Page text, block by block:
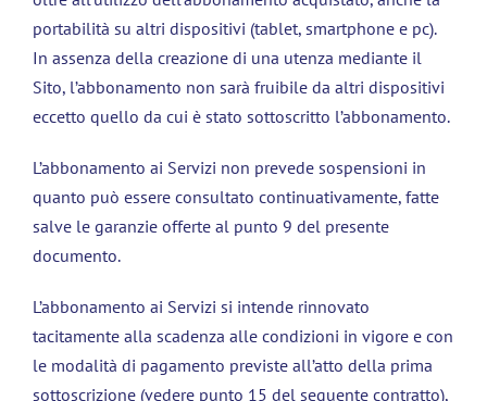
portabilità su altri dispositivi (tablet, smartphone e pc).
In assenza della creazione di una utenza mediante il
Sito, l’abbonamento non sarà fruibile da altri dispositivi
eccetto quello da cui è stato sottoscritto l’abbonamento.
L’abbonamento ai Servizi non prevede sospensioni in
quanto può essere consultato continuativamente, fatte
salve le garanzie offerte al punto 9 del presente
documento.
L’abbonamento ai Servizi si intende rinnovato
tacitamente alla scadenza alle condizioni in vigore e con
le modalità di pagamento previste all’atto della prima
sottoscrizione (vedere punto 15 del seguente contratto),